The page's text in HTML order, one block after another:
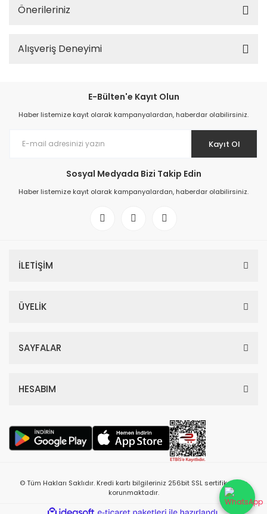
Önerileriniz
Alışveriş Deneyimi
E-Bülten'e Kayıt Olun
Haber listemize kayıt olarak kampanyalardan, haberdar olabilirsiniz.
Kayıt Ol
Sosyal Medyada Bizi Takip Edin
Haber listemize kayıt olarak kampanyalardan, haberdar olabilirsiniz.
İLETİŞİM
ÜYELİK
SAYFALAR
HESABIM
© Tüm Hakları Saklıdır. Kredi kartı bilgileriniz 256bit SSL sertifikası ile
korunmaktadır.
ideasoft ile